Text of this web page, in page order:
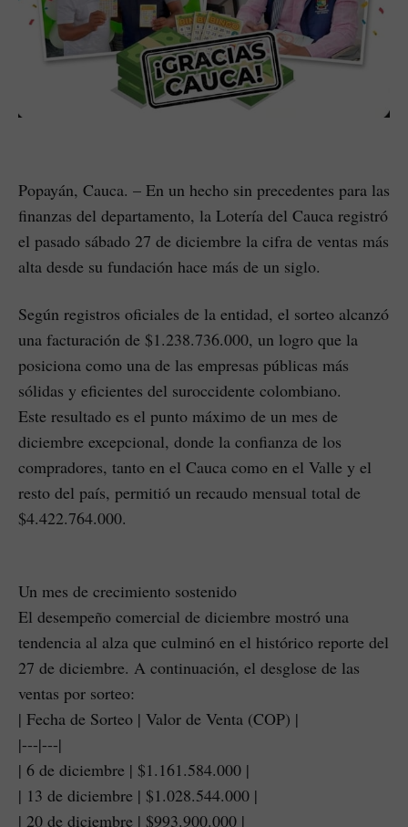
Popayán, Cauca. – En un hecho sin precedentes para las
finanzas del departamento, la Lotería del Cauca registró
el pasado sábado 27 de diciembre la cifra de ventas más
alta desde su fundación hace más de un siglo.
Según registros oficiales de la entidad, el sorteo alcanzó
una facturación de $1.238.736.000, un logro que la
posiciona como una de las empresas públicas más
sólidas y eficientes del suroccidente colombiano.
Este resultado es el punto máximo de un mes de
diciembre excepcional, donde la confianza de los
compradores, tanto en el Cauca como en el Valle y el
resto del país, permitió un recaudo mensual total de
$4.422.764.000.
Un mes de crecimiento sostenido
El desempeño comercial de diciembre mostró una
tendencia al alza que culminó en el histórico reporte del
27 de diciembre. A continuación, el desglose de las
ventas por sorteo:
| Fecha de Sorteo | Valor de Venta (COP) |
|---|---|
| 6 de diciembre | $1.161.584.000 |
| 13 de diciembre | $1.028.544.000 |
| 20 de diciembre | $993.900.000 |